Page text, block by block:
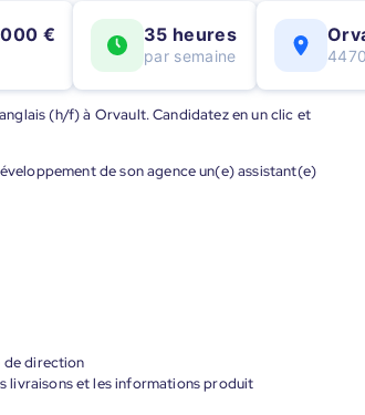
€ 35 heures
par semaine
(h/f) à Orvault. Candidatez en un clic et
de son agence un(e) assistant(e)
de direction
livraisons et les informations produit